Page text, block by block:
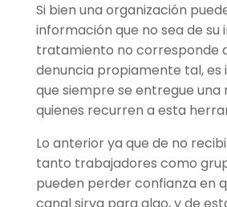
Si bien una organización
información que no sea de su
tratamiento no corresponde
denuncia propiamente tal,
que siempre se entregue una
quienes recurren a esta
Lo anterior ya que de no
tanto trabajadores como
pueden perder confianza en